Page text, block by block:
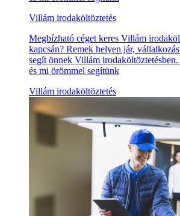
Villám irodaköltöztetés
Megbízható céget keres Villám
kapcsán? Remek helyen jár,
segít önnek Villám
és mi örömmel segítünk
Villám irodaköltöztetés